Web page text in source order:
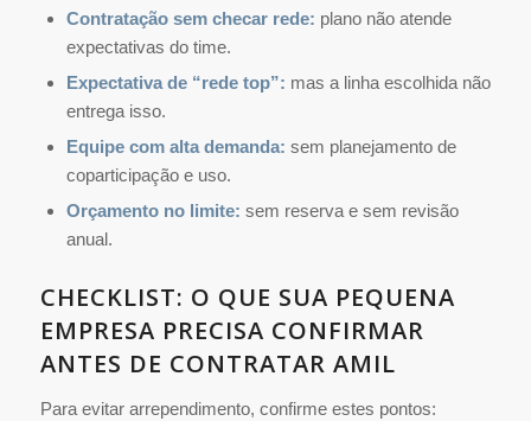
Contratação sem checar rede: plano não atende
expectativas do time.
Expectativa de “rede top”: mas a linha escolhida não
entrega isso.
Equipe com alta demanda: sem planejamento de
coparticipação e uso.
Orçamento no limite: sem reserva e sem revisão
anual.
CHECKLIST: O QUE SUA PEQUENA
EMPRESA PRECISA CONFIRMAR
ANTES DE CONTRATAR AMIL
Para evitar arrependimento, confirme estes pontos: